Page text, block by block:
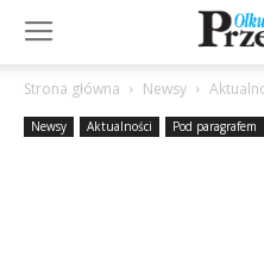
Strona główna Newsy
Newsy Aktualności Pod paragrafem